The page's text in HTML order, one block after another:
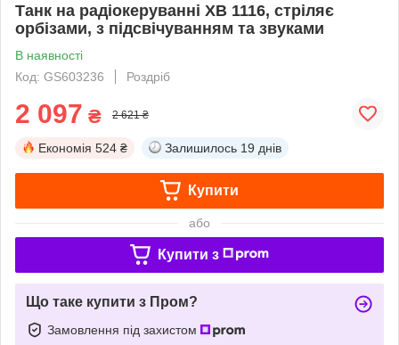
Танк на радіокеруванні XB 1116, стріляє
орбізами, з підсвічуванням та звуками
В наявності
Код: GS603236
Роздріб
2 097 ₴ 2 621 ₴
Економія 524 ₴ Залишилось 19 днів
Купити
або
Купити з
Що таке купити з Пром?
Замовлення під захистом